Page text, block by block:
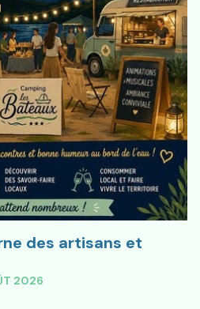
des artisans et
2026